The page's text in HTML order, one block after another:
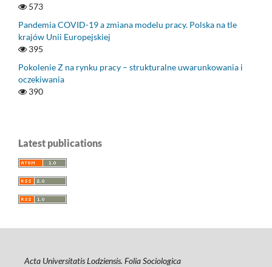
573
Pandemia COVID-19 a zmiana modelu pracy. Polska na tle
krajów Unii Europejskiej
395
Pokolenie Z na rynku pracy – strukturalne uwarunkowania i
oczekiwania
390
Latest publications
Acta Universitatis Lodziensis. Folia Sociologica